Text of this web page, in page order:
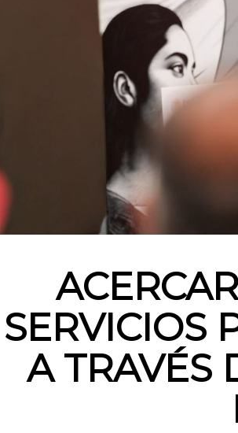
SERVICIOS
A TRAVÉS